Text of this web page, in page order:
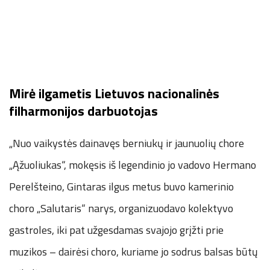
Mirė ilgametis Lietuvos nacionalinės
filharmonijos darbuotojas
„Nuo vaikystės dainavęs berniukų ir jaunuolių chore
„Ąžuoliukas“, mokęsis iš legendinio jo vadovo Hermano
Perelšteino, Gintaras ilgus metus buvo kamerinio
choro „Salutaris“ narys, organizuodavo kolektyvo
gastroles, iki pat užgesdamas svajojo grįžti prie
muzikos – dairėsi choro, kuriame jo sodrus balsas būtų